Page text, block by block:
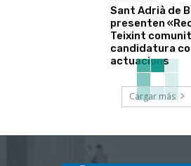
Sant Adrià de
presenten
Teixint
candidatura
actuacions
Cargar más